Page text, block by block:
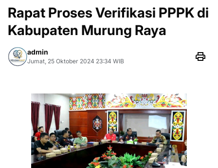
Rapat Proses Verifikasi PPPK di
Kabupaten Murung Raya
admin
Jumat, 25 Oktober 2024 23:34 WIB